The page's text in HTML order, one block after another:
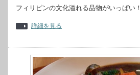
フィリピンの文化溢れる品物がいっぱい！
詳細を見る